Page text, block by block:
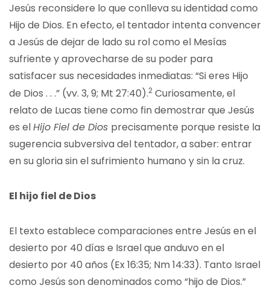
Jesús reconsidere lo que conlleva su identidad como
Hijo de Dios. En efecto, el tentador intenta convencer
a Jesús de dejar de lado su rol como el Mesías
sufriente y aprovecharse de su poder para
satisfacer sus necesidades inmediatas: “Si eres Hijo
de Dios . . .” (vv. 3, 9; Mt 27:40).2 Curiosamente, el
relato de Lucas tiene como fin demostrar que Jesús
es elHijo Fiel de Dios precisamente porque resiste la
sugerencia subversiva del tentador, a saber: entrar
en su gloria sin el sufrimiento humano y sin la cruz.
El hijo fiel de Dios
El texto establece comparaciones entre Jesús en el
desierto por 40 días e Israel que anduvo en el
desierto por 40 años (Ex 16:35; Nm 14:33). Tanto Israel
como Jesús son denominados como “hijo de Dios.”